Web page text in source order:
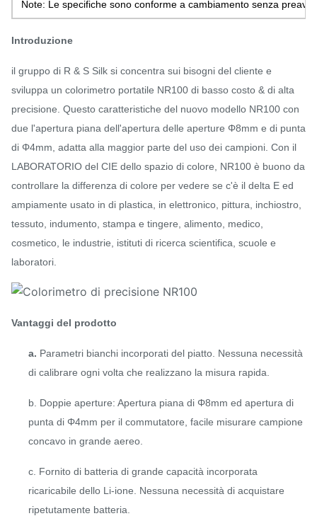
Note: Le specifiche sono conforme a cambiamento senza
Introduzione
il gruppo di R & S Silk si concentra sui bisogni del cliente e
sviluppa un colorimetro portatile NR100 di basso costo & di alta
precisione. Questo caratteristiche del nuovo modello NR100 con
due l'apertura piana dell'apertura delle aperture Φ8mm e di punta
di Φ4mm, adatta alla maggior parte del uso dei campioni. Con il
LABORATORIO del CIE dello spazio di colore, NR100 è buono da
controllare la differenza di colore per vedere se c'è il delta E ed
ampiamente usato in di plastica, in elettronico, pittura, inchiostro,
tessuto, indumento, stampa e tingere, alimento, medico,
cosmetico, le industrie, istituti di ricerca scientifica, scuole e
laboratori.
Vantaggi del prodotto
a. Parametri bianchi incorporati del piatto. Nessuna necessità
di calibrare ogni volta che realizzano la misura rapida.
b. Doppie aperture: Apertura piana di Φ8mm ed apertura di
punta di Φ4mm per il commutatore, facile misurare campione
concavo in grande aereo.
c. Fornito di batteria di grande capacità incorporata
ricaricabile dello Li-ione. Nessuna necessità di acquistare
ripetutamente batteria.